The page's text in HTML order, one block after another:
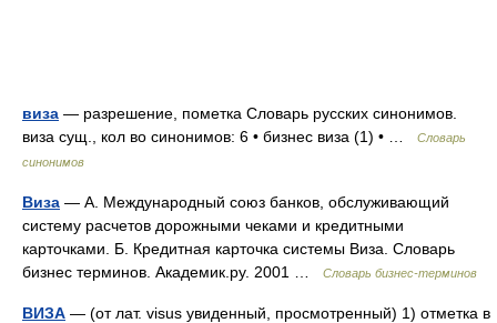
виза — разрешение, пометка Словарь русских синонимов.
виза сущ., кол во синонимов: 6 • бизнес виза (1) • …
Словарь
синонимов
Виза — А. Международный союз банков, обслуживающий
систему расчетов дорожными чеками и кредитными
карточками. Б. Кредитная карточка системы Виза. Словарь
бизнес терминов. Академик.ру. 2001 …
Словарь бизнес-терминов
ВИЗА — (от лат. visus увиденный, просмотренный) 1) отметка в